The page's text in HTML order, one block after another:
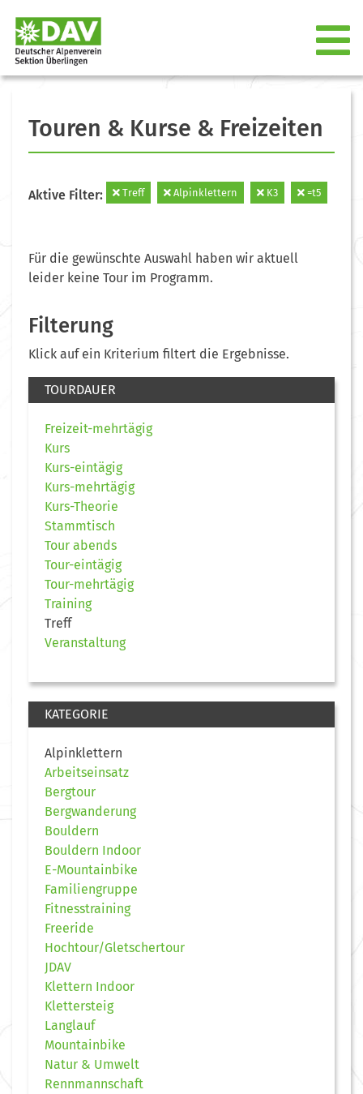
Touren & Kurse & Freizeiten
Aktive Filter: Treff Alpinklettern K3 =t5
Für die gewünschte Auswahl haben wir aktuell
leider keine Tour im Programm.
Filterung
Klick auf ein Kriterium filtert die Ergebnisse.
TOURDAUER
Freizeit-mehrtägig
Kurs
Kurs-eintägig
Kurs-mehrtägig
Kurs-Theorie
Stammtisch
Tour abends
Tour-eintägig
Tour-mehrtägig
Training
Treff
Veranstaltung
KATEGORIE
Alpinklettern
Arbeitseinsatz
Bergtour
Bergwanderung
Bouldern
Bouldern Indoor
E-Mountainbike
Familiengruppe
Fitnesstraining
Freeride
Hochtour/Gletschertour
JDAV
Klettern Indoor
Klettersteig
Langlauf
Mountainbike
Natur & Umwelt
Rennmannschaft